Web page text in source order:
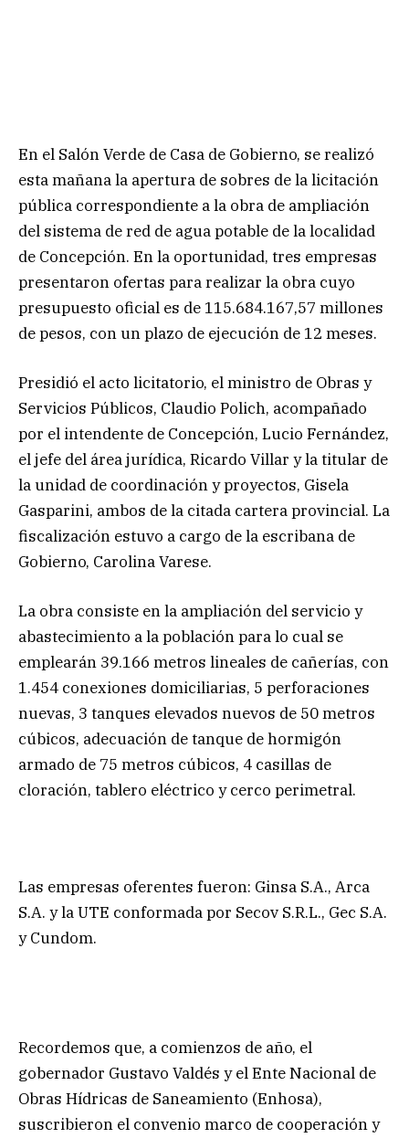
En el Salón Verde de Casa de Gobierno, se realizó
esta mañana la apertura de sobres de la licitación
pública correspondiente a la obra de ampliación
del sistema de red de agua potable de la localidad
de Concepción. En la oportunidad, tres empresas
presentaron ofertas para realizar la obra cuyo
presupuesto oficial es de 115.684.167,57 millones
de pesos, con un plazo de ejecución de 12 meses.
Presidió el acto licitatorio, el ministro de Obras y
Servicios Públicos, Claudio Polich, acompañado
por el intendente de Concepción, Lucio Fernández,
el jefe del área jurídica, Ricardo Villar y la titular de
la unidad de coordinación y proyectos, Gisela
Gasparini, ambos de la citada cartera provincial. La
fiscalización estuvo a cargo de la escribana de
Gobierno, Carolina Varese.
La obra consiste en la ampliación del servicio y
abastecimiento a la población para lo cual se
emplearán 39.166 metros lineales de cañerías, con
1.454 conexiones domiciliarias, 5 perforaciones
nuevas, 3 tanques elevados nuevos de 50 metros
cúbicos, adecuación de tanque de hormigón
armado de 75 metros cúbicos, 4 casillas de
cloración, tablero eléctrico y cerco perimetral.
Las empresas oferentes fueron: Ginsa S.A., Arca
S.A. y la UTE conformada por Secov S.R.L., Gec S.A.
y Cundom.
Recordemos que, a comienzos de año, el
gobernador Gustavo Valdés y el Ente Nacional de
Obras Hídricas de Saneamiento (Enhosa),
suscribieron el convenio marco de cooperación y